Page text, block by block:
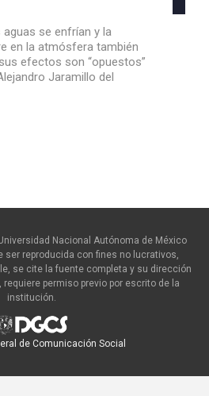
aguas se enfrían y la
en la atmósfera también
efectos son “opuestos”
Jaramillo del
Nacional Autónoma de México
ser reproducida con fines no lucrativos,
se cite la fuente completa y su dirección
permiso previo por escrito de la
institución.
de Comunicación Social